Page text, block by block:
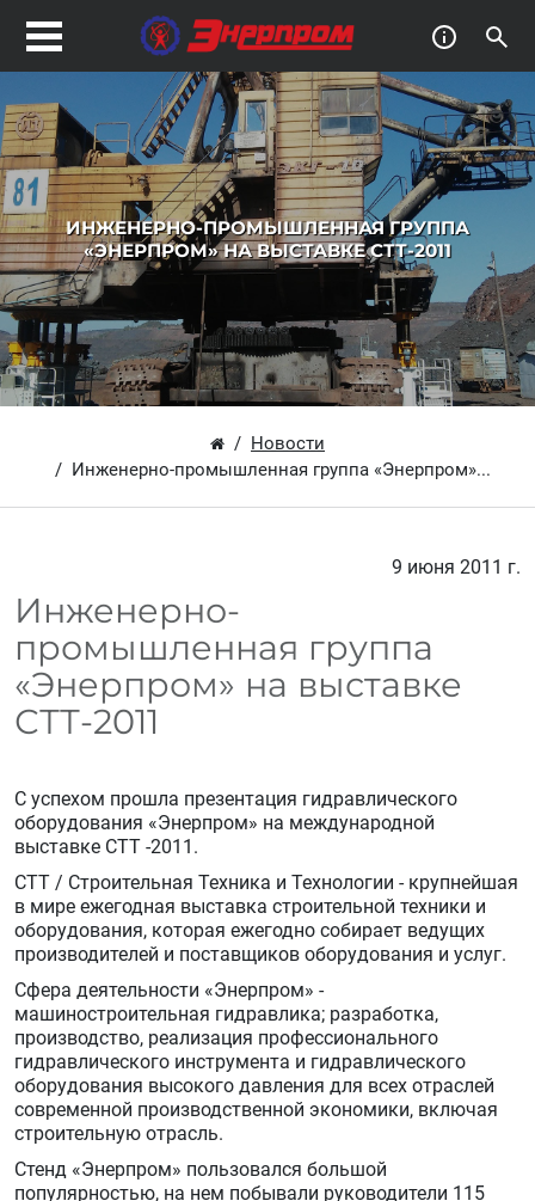
ИНЖЕНЕРНО-ПРОМЫШЛЕННАЯ ГРУППА
«ЭНЕРПРОМ» НА ВЫСТАВКЕ СТТ-2011
Новости
Инженерно-промышленная группа «Энерпром»...
9 июня 2011 г.
Инженерно-
промышленная группа
«Энерпром» на выставке
СТТ-2011
С успехом прошла презентация гидравлического
оборудования «Энерпром» на международной
выставке СТТ -2011.
СТТ / Строительная Техника и Технологии - крупнейшая
в мире ежегодная выставка строительной техники и
оборудования, которая ежегодно собирает ведущих
производителей и поставщиков оборудования и услуг.
Сфера деятельности «Энерпром» -
машиностроительная гидравлика; разработка,
производство, реализация профессионального
гидравлического инструмента и гидравлического
оборудования высокого давления для всех отраслей
современной производственной экономики, включая
строительную отрасль.
Стенд «Энерпром» пользовался большой
популярностью, на нем побывали руководители 115